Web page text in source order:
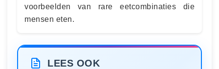
voorbeelden van rare eetcombinaties die
mensen eten.
LEES OOK